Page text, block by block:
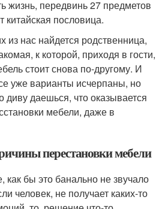
жизнь, передвинь 27 предметов
китайская пословица.
из нас найдется родственница,
к которой, приходя в гости,
стоит снова по-другому. И
уже варианты исчерпаны, но
диву даешься, что оказывается
мебели, даже в
перестановки мебели
как бы это банально не звучало
человек, не получает каких-то